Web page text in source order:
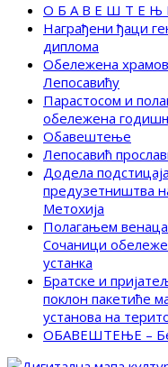
О Б А В Е Ш Т Е Њ
Награђени ђаци
диплома
Обележена
Лепосавићу
Парастосом и
обележена
Обавештење
Лепосавић
Додела
предузетништва
Метохија
Полагањем
Сочаници
устанка
Братске и
поклон пакетиће
установа на
ОБАВЕШТЕЊЕ –